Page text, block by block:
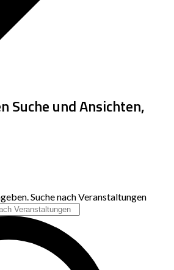
Suche und Ansichten,
Suche nach Veranstaltungen